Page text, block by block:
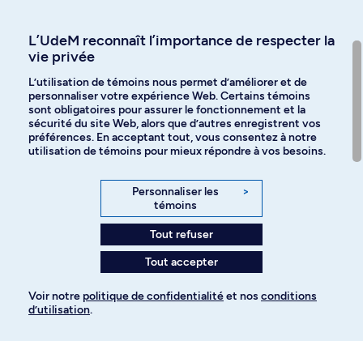
Langues
Facebook Instagram
YouTube
Politique de confidentialité
L’UdeM reconnaît l’importance de respecter la
vie privée
L’utilisation de témoins nous permet d’améliorer et de
personnaliser votre expérience Web. Certains témoins
sont obligatoires pour assurer le fonctionnement et la
sécurité du site Web, alors que d’autres enregistrent vos
préférences. En acceptant tout, vous consentez à notre
utilisation de témoins pour mieux répondre à vos besoins.
Personnaliser les
témoins
>
Tout refuser
Tout accepter
Voir notre politique de confidentialitéet nos conditions
d’utilisation.